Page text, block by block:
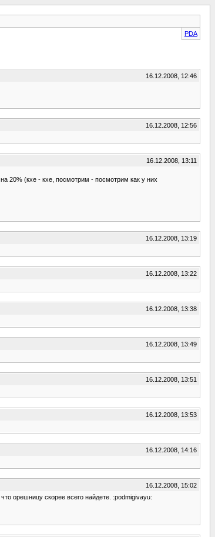
PDA
16.12.2008, 12:46
16.12.2008, 12:56
16.12.2008, 13:11
20% (кхе - кхе, посмотрим - посмотрим как у них
16.12.2008, 13:19
16.12.2008, 13:22
16.12.2008, 13:38
16.12.2008, 13:49
16.12.2008, 13:51
16.12.2008, 13:53
16.12.2008, 14:16
16.12.2008, 15:02
орешницу скорее всего найдете. :podmigivayu: